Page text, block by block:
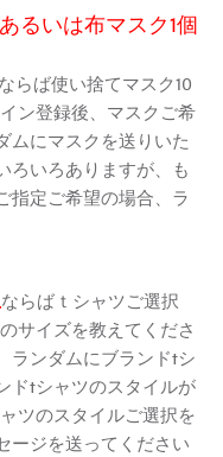
るいは布マスク1個
らば使い捨てマスク10
ン登録後、マスクご希
ムにマスクを送りいた
ろいろありますが、も
指定ご希望の場合、ラ
ならばｔシャツご選択
サイズを教えてくださ
ランダムにブランドtシ
ドtシャツのスタイルが
ツのスタイルご選択を
ージを送ってください